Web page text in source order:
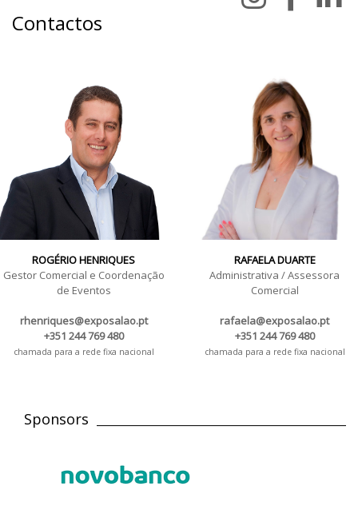
Contactos
ROGÉRIO HENRIQUES
Gestor Comercial e Coordenação
de Eventos
rhenriques@exposalao.pt
+351 244 769 480
chamada para a rede fixa nacional
RAFAELA DUARTE
Administrativa / Assessora
Comercial
rafaela@exposalao.pt
+351 244 769 480
chamada para a rede fixa nacional
Sponsors